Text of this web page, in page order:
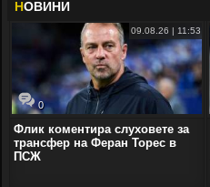
НОВИНИ
0
09.08.26 | 11:53
Флик коментира слуховете за
трансфер на Феран Торес в
ПСЖ